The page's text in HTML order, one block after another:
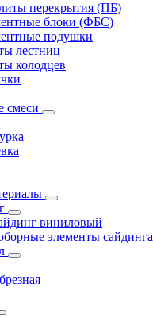
перекрытия (ПБ)
блоки (ФБС)
подушки
лестниц
колодцев
смеси
виниловый
элементы сайдинга